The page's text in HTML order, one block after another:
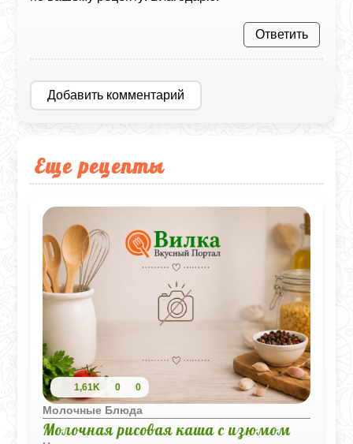
Ответить
Добавить комментарий
Еще рецепты
1,61K 0 0
Молочные Блюда
Молочная рисовая каша с изюмом